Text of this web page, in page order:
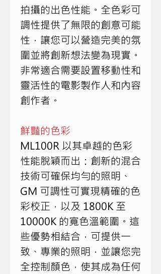
拍攝的出色性能。全色彩可
調性提供了無限的創意可能
性，讓您可以營造完美的氛
圍並將創新想法變為現實。
非常適合需要設置移動性和
靈活性的電影製作人和內容
創作者。
鮮豔的色彩
ML100R 以其卓越的色彩
性能脫穎而出：創新的混合
技​​術可確保均勻的照明、
GM 可調性可實現精確的色
彩校正，以及 1800K 至
10000K 的寬色溫範圍。這
些優勢相結合，可提供一
致、專業的照明，並讓您完
全控制顏色，使其成為任何